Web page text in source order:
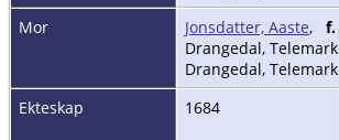
Mor
Jonsdatter, Aaste, f.
Drangedal, Telemark
Drangedal, Telemark
Ekteskap
1684